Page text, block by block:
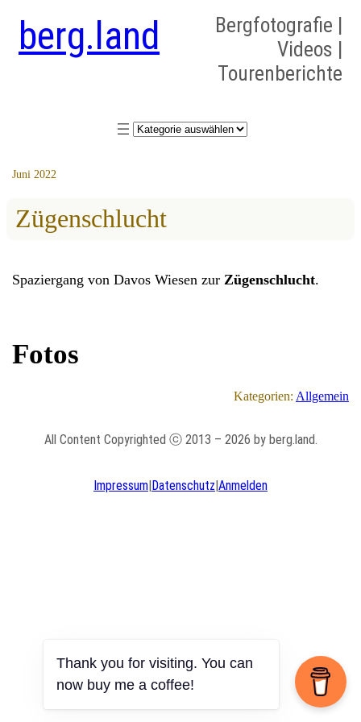
berg.land
Bergfotografie |
Videos |
Tourenberichte
Kategorien
Juni 2022
Zügenschlucht
Spaziergang von Davos Wiesen zur Zügenschlucht.
Fotos
Kategorien: Allgemein
All Content Copyrighted ⓒ 2013 – 2026 by berg.land.
Impressum Datenschutz Anmelden
Thank you for visiting. You can
now buy me a coffee!